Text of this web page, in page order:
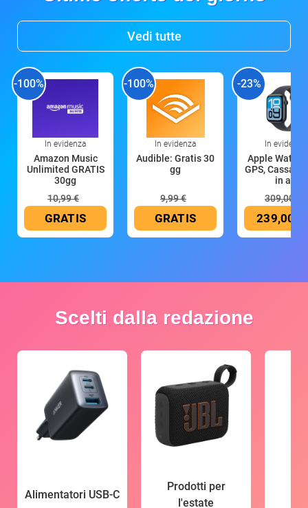
Vedi tutte
-100%
In evidenza
Amazon Music
Unlimited GRATIS
30gg
10,99 €
GRATIS
-100%
In evidenza
Audible: Gratis 30
gg
9,99 €
GRATIS
-23%
In evidenza
Apple Watch
GPS, Cassa
in all
309,00 €
239,00 €
Scelti dalla redazione
Alimentatori USB-C
Prodotti per
l'estate